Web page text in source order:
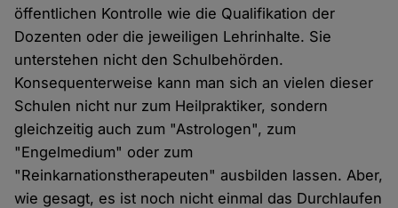
öffentlichen Kontrolle wie die Qualifikation der
Dozenten oder die jeweiligen Lehrinhalte. Sie
unterstehen nicht den Schulbehörden.
Konsequenterweise kann man sich an vielen dieser
Schulen nicht nur zum Heilpraktiker, sondern
gleichzeitig auch zum "Astrologen", zum
"Engelmedium" oder zum
"Reinkarnationstherapeuten" ausbilden lassen. Aber,
wie gesagt, es ist noch nicht einmal das Durchlaufen